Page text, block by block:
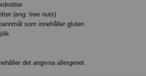
(eng: tree nuts)
som innehåller gluten
det angivna allergenet.